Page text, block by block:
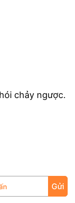
chảy ngược.
Gửi